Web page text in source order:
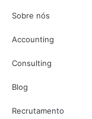
Sobre nós
Accounting
Consulting
Blog
Recrutamento